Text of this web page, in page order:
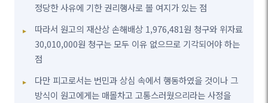
정당한 사유에 기한 권리행사로 볼 여지가 있는 점
따라서 원고의 재산상 손해배상 1,976,481원 청구와 위자료
30,010,000원 청구는 모두 이유 없으므로 기각되어야 하는
점
다만 피고로서는 번민과 상심 속에서 행동하였을 것이나 그
방식이 원고에게는 매몰차고 고통스러웠으리라는 사정을